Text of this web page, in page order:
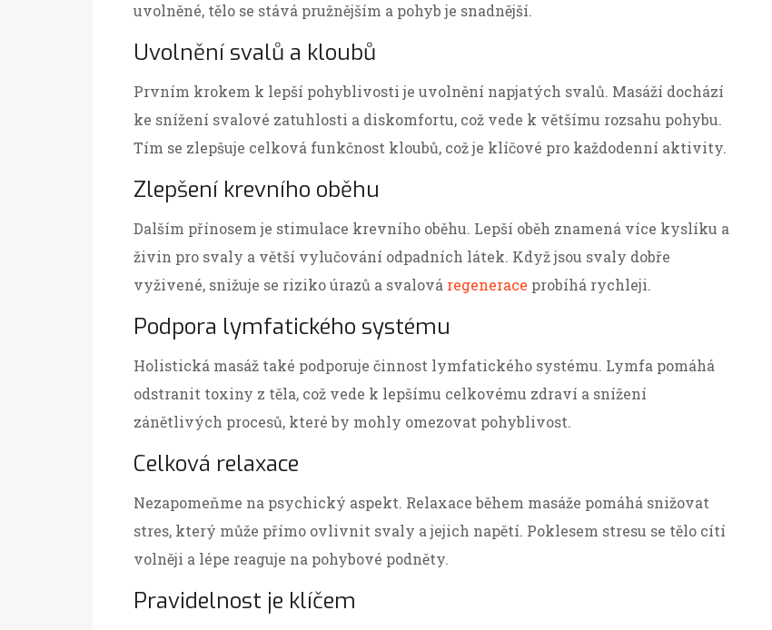
uvolněné, tělo se stává pružnějším a pohyb je snadnější.
Uvolnění svalů a kloubů
Prvním krokem k lepší pohyblivosti je uvolnění napjatých svalů. Masáží dochází
ke snížení svalové zatuhlosti a diskomfortu, což vede k většímu rozsahu pohybu.
Tím se zlepšuje celková funkčnost kloubů, což je klíčové pro každodenní aktivity.
Zlepšení krevního oběhu
Dalším přínosem je stimulace krevního oběhu. Lepší oběh znamená více kyslíku a
živin pro svaly a větší vylučování odpadních látek. Když jsou svaly dobře
vyživené, snižuje se riziko úrazů a svalová regenerace probíhá rychleji.
Podpora lymfatického systému
Holistická masáž také podporuje činnost lymfatického systému. Lymfa pomáhá
odstranit toxiny z těla, což vede k lepšímu celkovému zdraví a snížení
zánětlivých procesů, které by mohly omezovat pohyblivost.
Celková relaxace
Nezapomeňme na psychický aspekt. Relaxace během masáže pomáhá snižovat
stres, který může přímo ovlivnit svaly a jejich napětí. Poklesem stresu se tělo cítí
volněji a lépe reaguje na pohybové podněty.
Pravidelnost je klíčem